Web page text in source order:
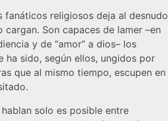
fanáticos religiosos deja al desnudo
Son capaces de lamer –en
y de “amor” a dios– los
ha sido, según ellos, ungidos por
que al mismo tiempo, escupen en
solo es posible entre